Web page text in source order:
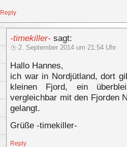
Reply
-timekiller- sagt:
2. September 2014 um 21:54 Uhr
Hallo Hannes,
ich war in Nordjütland, dort
kleinen Fjord, ein
vergleichbar mit den Fjorden
gelangt.
Grüße -timekiller-
Reply